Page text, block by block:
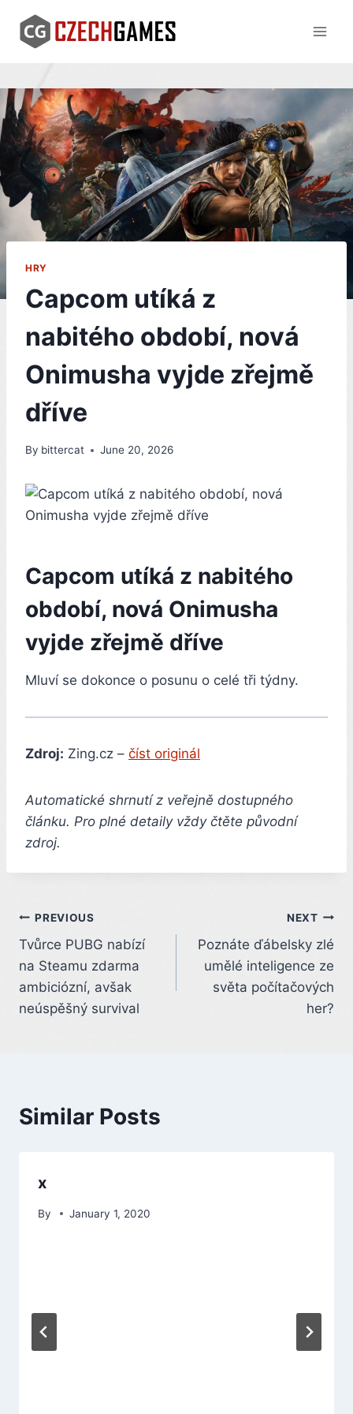
content
HRY
Capcom utíká z
nabitého období, nová
Onimusha vyjde zřejmě
dříve
By bittercat June 20, 2026
Capcom utíká z nabitého
období, nová Onimusha
vyjde zřejmě dříve
Mluví se dokonce o posunu o celé tři týdny.
Zdroj: Zing.cz – číst originál
Automatické shrnutí z veřejně dostupného
článku. Pro plné detaily vždy čtěte původní
zdroj.
Post
navigation
PREVIOUS
Tvůrce PUBG nabízí
na Steamu zdarma
ambiciózní, avšak
neúspěšný survival
NEXT
Poznáte ďábelsky zlé
umělé inteligence ze
světa počítačových
her?
Similar Posts
x
By January 1, 2020